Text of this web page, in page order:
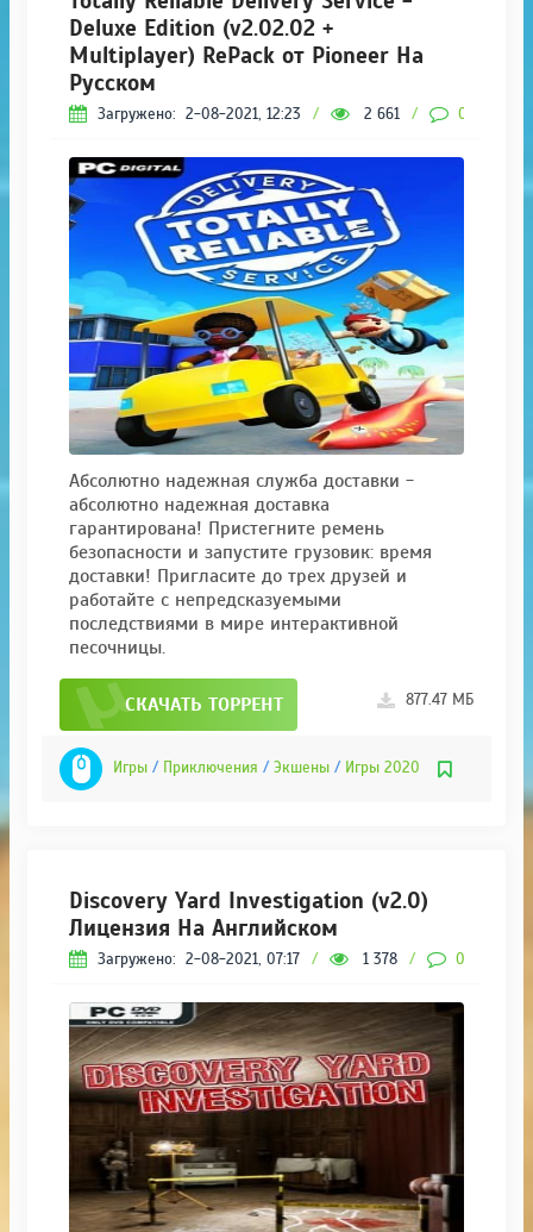
Deluxe Edition (v2.02.02 +
Multiplayer) RePack от Pioneer На
Русском
Загружено: 2-08-2021, 12:23 / 2 661 / 0
Абсолютно надежная служба доставки -
абсолютно надежная доставка
гарантирована! Пристегните ремень
безопасности и запустите грузовик: время
доставки! Пригласите до трех друзей и
работайте с непредсказуемыми
последствиями в мире интерактивной
песочницы.
СКАЧАТЬ ТОРРЕНТ 877.47 МБ
Игры / Приключения / Экшены / Игры 2020
Discovery Yard Investigation (v2.0)
Лицензия На Английском
Загружено: 2-08-2021, 07:17 / 1 378 / 0